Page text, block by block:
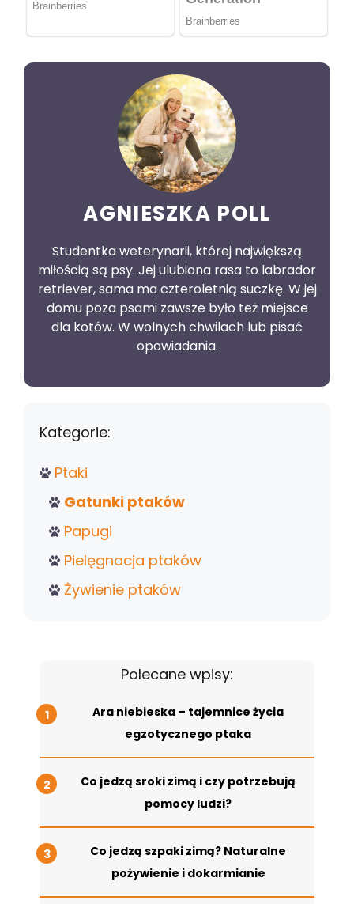
AGNIESZKA POLL
Studentka weterynarii, której największą
miłością są psy. Jej ulubiona rasa to labrador
retriever, sama ma czteroletnią suczkę. W jej
domu poza psami zawsze było też miejsce
dla kotów. W wolnych chwilach lub pisać
opowiadania.
Kategorie:
Ptaki
Gatunki ptaków
Papugi
Pielęgnacja ptaków
Żywienie ptaków
Polecane wpisy:
Ara niebieska – tajemnice życia
egzotycznego ptaka
Co jedzą sroki zimą i czy potrzebują
pomocy ludzi?
Co jedzą szpaki zimą? Naturalne
pożywienie i dokarmianie